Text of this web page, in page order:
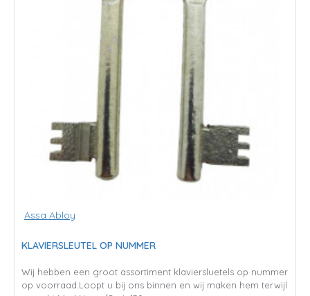
Assa Abloy
KLAVIERSLEUTEL OP NUMMER
Wij hebben een groot assortiment klaviersluetels op nummer
op voorraad.Loopt u bij ons binnen en wij maken hem terwijl